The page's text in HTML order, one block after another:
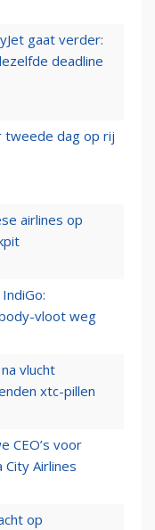
gaat verder:
deadline
tweede dag op rij
airlines op
vloot weg
vlucht
xtc-pillen
CEO’s voor
City Airlines
op